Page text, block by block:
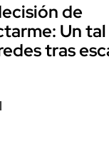
de
Un tal
tras